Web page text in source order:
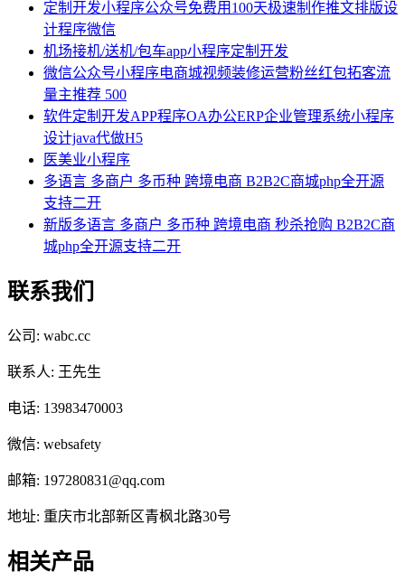
定制开发小程序公众号免费用100天极速制作推文排版设
计程序微信
机场接机/送机/包车app小程序定制开发
微信公众号小程序电商城视频装修运营粉丝红包拓客流
量主推荐 500
软件定制开发APP程序OA办公ERP企业管理系统小程序
设计java代做H5
医美业小程序
多语言 多商户 多币种 跨境电商 B2B2C商城php全开源
支持二开
新版多语言 多商户 多币种 跨境电商 秒杀抢购 B2B2C商
城php全开源支持二开
联系我们
公司: wabc.cc
联系人: 王先生
电话: 13983470003
微信: websafety
邮箱: 197280831@qq.com
地址: 重庆市北部新区青枫北路30号
相关产品